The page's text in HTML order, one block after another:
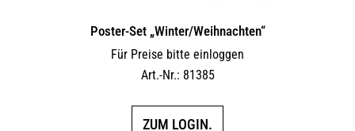
Poster-Set „Winter/Weihnachten“
Für Preise bitte einloggen
Art.-Nr.: 81385
ZUM LOGIN.